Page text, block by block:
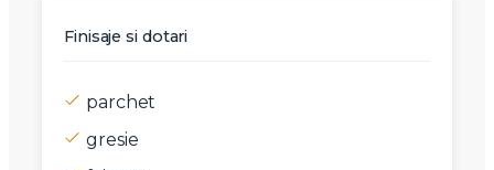
Finisaje si dotari
parchet
gresie